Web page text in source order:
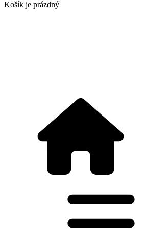
Košík je prázdný